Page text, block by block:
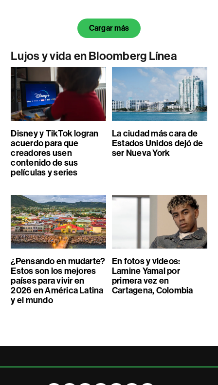
Cargar más
Lujos y vida en Bloomberg Línea
Disney y TikTok logran
acuerdo para que
creadores usen
contenido de sus
películas y series
La ciudad más cara de
Estados Unidos dejó de
ser Nueva York
¿Pensando en mudarte?
Estos son los mejores
países para vivir en
2026 en América Latina
y el mundo
En fotos y videos:
Lamine Yamal por
primera vez en
Cartagena, Colombia